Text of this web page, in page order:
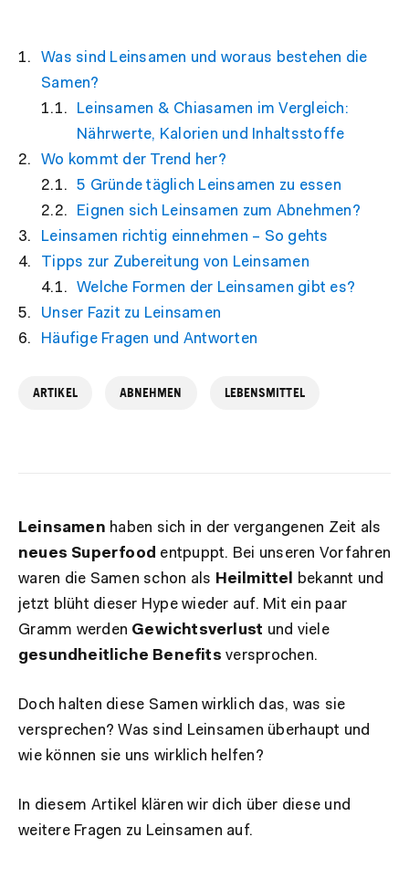
Was sind Leinsamen und woraus bestehen die
Samen?
Leinsamen & Chiasamen im Vergleich:
Nährwerte, Kalorien und Inhaltsstoffe
Wo kommt der Trend her?
5 Gründe täglich Leinsamen zu essen
Eignen sich Leinsamen zum Abnehmen?
Leinsamen richtig einnehmen – So gehts
Tipps zur Zubereitung von Leinsamen
Welche Formen der Leinsamen gibt es?
Unser Fazit zu Leinsamen
Häufige Fragen und Antworten
ARTIKEL ABNEHMEN LEBENSMITTEL
Leinsamen haben sich in der vergangenen Zeit als
neues Superfood entpuppt. Bei unseren Vorfahren
waren die Samen schon als Heilmittel
bekannt und
jetzt blüht dieser Hype wieder auf. Mit ein paar
Gramm werden Gewichtsverlust und viele
gesundheitliche Benefits versprochen.
Doch halten diese Samen wirklich das, was sie
versprechen? Was sind Leinsamen überhaupt und
wie können sie uns wirklich helfen?
In diesem Artikel klären wir dich über diese und
weitere Fragen zu Leinsamen auf.